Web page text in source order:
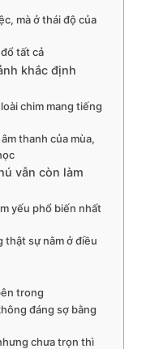
mà ở thái độ của
tất cả
khắc định
chim mang tiếng
thanh của mùa,
vẫn còn làm
yếu phổ biến nhất
thật sự nằm ở điều
trong
đáng sợ bằng
chưa trọn thì